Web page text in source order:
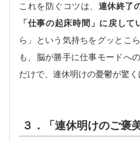
これを防ぐコツは、 連休終了
「仕事の起床時間」に戻して
ら」という気持ちをグッとこ
も、脳が勝手に仕事モードへ
だけで、連休明けの憂鬱が驚く
３．「連休明けのご褒